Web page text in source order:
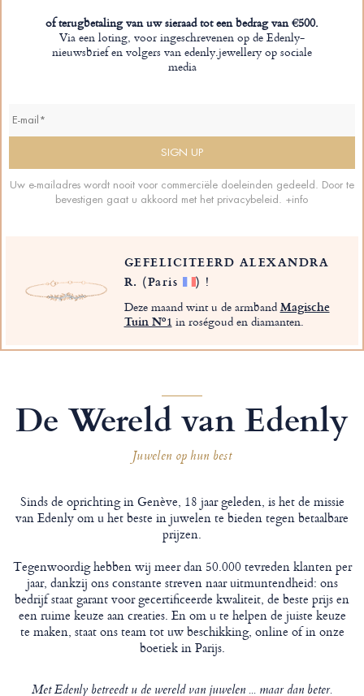
of terugbetaling van uw sieraad tot een bedrag van €500.
Via een loting, voor ingeschrevenen op de Edenly-
nieuwsbrief en volgers van edenly.jewellery op sociale
media
Uw e-mailadres wordt nooit voor commerciële doeleinden gedeeld. Door te
bevestigen gaat u akkoord met het privacybeleid. +info
GEFELICITEERD ALEXANDRA
R. (Paris ) !
Deze maand wint u de armbandMagische
Tuin Nº1 in roségoud en diamanten.
De Wereld van Edenly
Juwelen op hun best
Sinds de oprichting in Genève, 18 jaar geleden, is het de missie
van Edenly om u het beste in juwelen te bieden tegen betaalbare
prijzen.
Tegenwoordig hebben wij meer dan 50.000 tevreden klanten per
jaar, dankzij ons constante streven naar uitmuntendheid: ons
bedrijf staat garant voor gecertificeerde kwaliteit, de beste prijs en
een ruime keuze aan creaties. En om u te helpen de juiste keuze
te maken, staat ons team tot uw beschikking, online of in onze
boetiek in Parijs.
Met Edenly betreedt u de wereld van juwelen ... maar dan beter.